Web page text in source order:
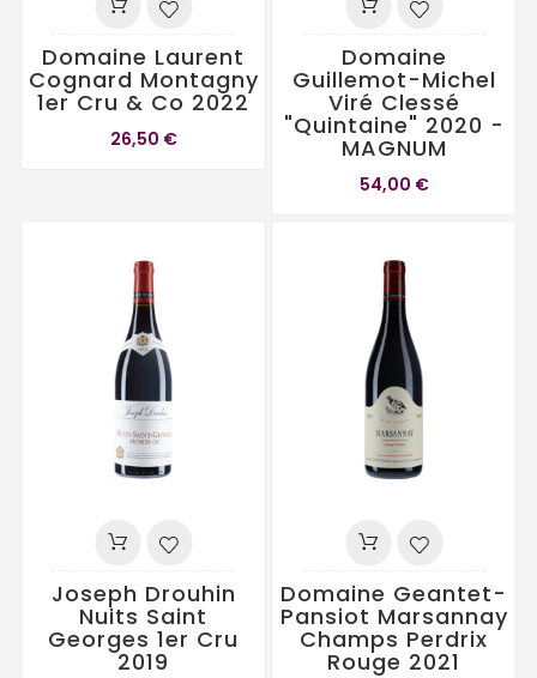
Domaine Laurent
Cognard Montagny
1er Cru & Co 2022
26,50 €
Domaine
Guillemot-Michel
Viré Clessé
"Quintaine" 2020 -
MAGNUM
54,00 €
Joseph Drouhin
Nuits Saint
Georges 1er Cru
2019
Domaine Geantet-
Pansiot Marsannay
Champs Perdrix
Rouge 2021